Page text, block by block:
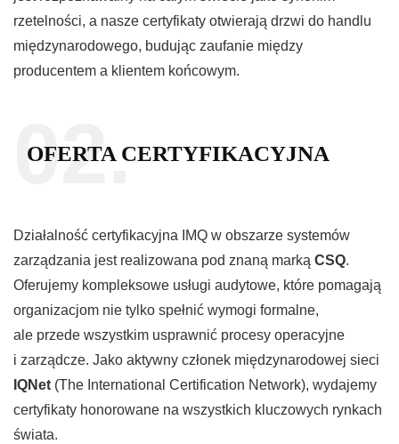
rzetelności, a nasze certyfikaty otwierają drzwi do handlu
międzynarodowego, budując zaufanie między
producentem a klientem końcowym.
02.
OFERTA CERTYFIKACYJNA
Działalność certyfikacyjna IMQ w obszarze systemów
zarządzania jest realizowana pod znaną marką CSQ.
Oferujemy kompleksowe usługi audytowe, które pomagają
organizacjom nie tylko spełnić wymogi formalne,
ale przede wszystkim usprawnić procesy operacyjne
i zarządcze. Jako aktywny członek międzynarodowej sieci
IQNet (The International Certification Network), wydajemy
certyfikaty honorowane na wszystkich kluczowych rynkach
świata.